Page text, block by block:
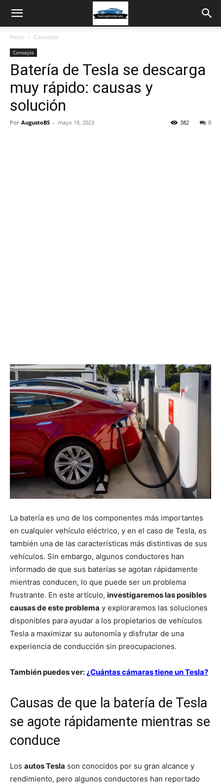
Inicio Consejos
Consejos
Batería de Tesla se descarga
muy rápido: causas y
solución
Por AugustoBS - mayo 18, 2023 0
382
La batería es uno de los componentes más importantes
en cualquier vehículo eléctrico, y en el caso de Tesla, es
también una de las características más distintivas de sus
vehículos. Sin embargo, algunos conductores han
informado de que sus baterías se agotan rápidamente
mientras conducen, lo que puede ser un problema
frustrante. En este artículo, investigaremos las posibles
causas de este problema y exploraremos las soluciones
disponibles para ayudar a los propietarios de vehículos
Tesla a maximizar su autonomía y disfrutar de una
experiencia de conducción sin preocupaciones.
También puedes ver:¿Cuántas cámaras tiene un Tesla?
Causas de que la batería de Tesla
se agote rápidamente mientras se
conduce
Los autos Tesla son conocidos por su gran alcance y
rendimiento, pero algunos conductores han reportado